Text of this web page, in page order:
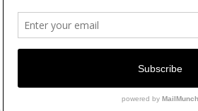
Deny
View preferences
Cookie Policy
Conditions générales
Confidentialité et cookies
Communiquer votre événement